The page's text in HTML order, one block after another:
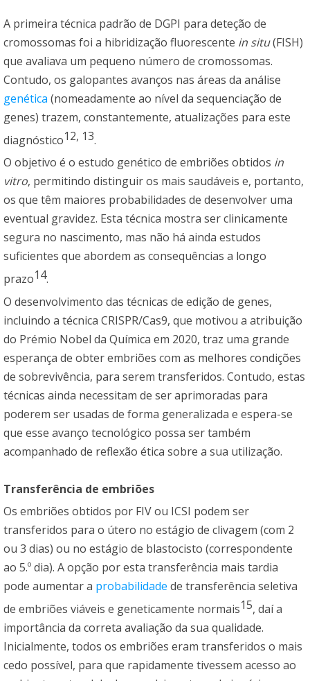
A primeira técnica padrão de DGPI para deteção de
cromossomas foi a hibridização fluorescente in situ(FISH)
que avaliava um pequeno número de cromossomas.
Contudo, os galopantes avanços nas áreas da análise
genética (nomeadamente ao nível da sequenciação de
genes) trazem, constantemente, atualizações para este
diagnóstico12, 13.
O objetivo é o estudo genético de embriões obtidos in
vitro, permitindo distinguir os mais saudáveis e, portanto,
os que têm maiores probabilidades de desenvolver uma
eventual gravidez. Esta técnica mostra ser clinicamente
segura no nascimento, mas não há ainda estudos
suficientes que abordem as consequências a longo
prazo14.
O desenvolvimento das técnicas de edição de genes,
incluindo a técnica CRISPR/Cas9, que motivou a atribuição
do Prémio Nobel da Química em 2020, traz uma grande
esperança de obter embriões com as melhores condições
de sobrevivência, para serem transferidos. Contudo, estas
técnicas ainda necessitam de ser aprimoradas para
poderem ser usadas de forma generalizada e espera-se
que esse avanço tecnológico possa ser também
acompanhado de reflexão ética sobre a sua utilização.
Transferência de embriões
Os embriões obtidos por FIV ou ICSI podem ser
transferidos para o útero no estágio de clivagem (com 2
ou 3 dias) ou no estágio de blastocisto (correspondente
ao 5.º dia). A opção por esta transferência mais tardia
pode aumentar a probabilidade de transferência seletiva
de embriões viáveis e geneticamente normais15, daí a
importância da correta avaliação da sua qualidade.
Inicialmente, todos os embriões eram transferidos o mais
cedo possível, para que rapidamente tivessem acesso ao